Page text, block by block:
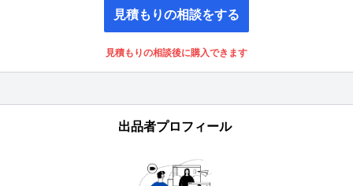
見積もりの相談をする
見積もりの相談後に購入できます
出品者プロフィール